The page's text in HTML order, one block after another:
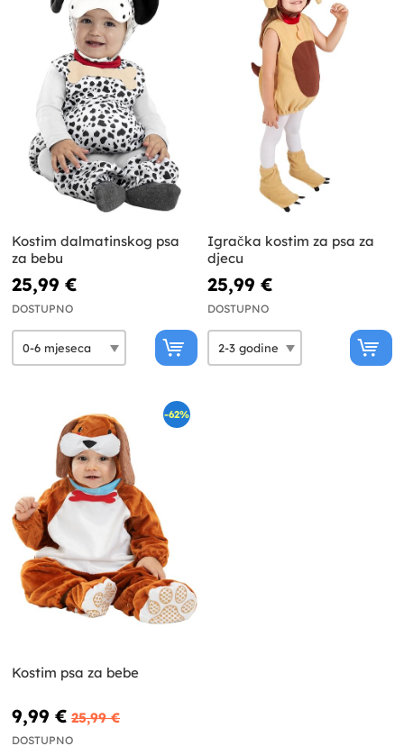
Kostim dalmatinskog psa
za bebu
25,99 €
DOSTUPNO
Igračka kostim za psa za
djecu
25,99 €
DOSTUPNO
-62%
Kostim psa za bebe
9,99 € 25,99 €
DOSTUPNO